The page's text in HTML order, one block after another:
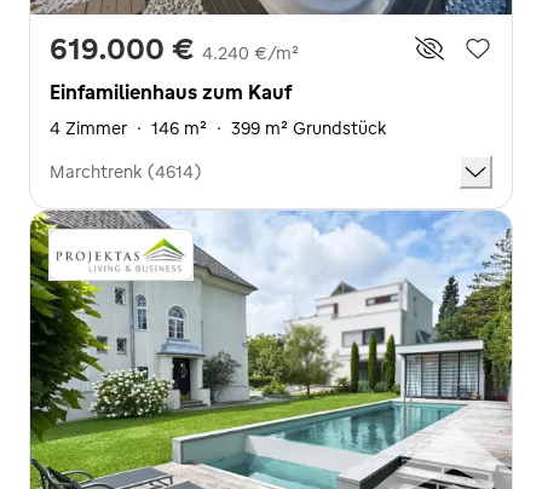
619.000 € 4.240 €/m²
Einfamilienhaus zum Kauf
4 Zimmer · 146 m² · 399 m² Grundstück
Marchtrenk (4614)